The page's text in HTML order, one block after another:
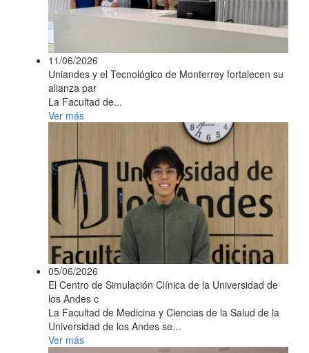
11/06/2026
Uniandes y el Tecnológico de Monterrey fortalecen su
alianza par
La Facultad de...
Ver más
05/06/2026
El Centro de Simulación Clínica de la Universidad de
los Andes c
La Facultad de Medicina y Ciencias de la Salud de la
Universidad de los Andes se...
Ver más